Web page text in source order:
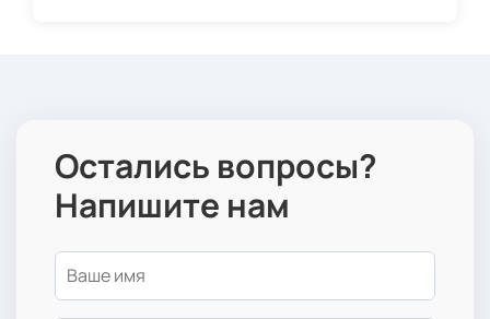
Остались вопросы?
Напишите нам